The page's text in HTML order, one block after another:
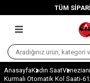
TÜM
AnasayfaKadın Saat
Kurmalı Otomatik Kol Saati-